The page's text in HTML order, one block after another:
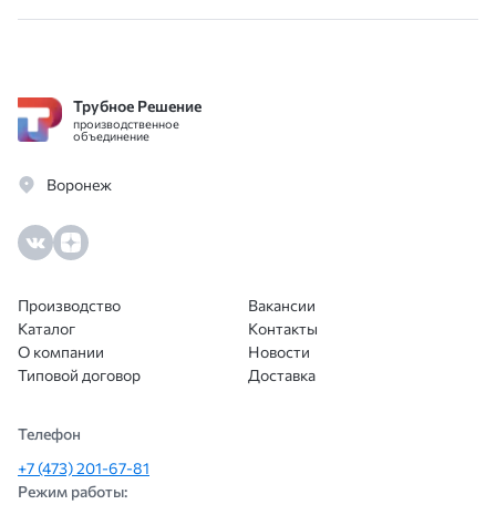
Трубное Решение
производственное
объединение
Воронеж
Производство
Каталог
О компании
Типовой договор
Вакансии
Контакты
Новости
Доставка
Телефон
+7 (473) 201-67-81
Режим работы: